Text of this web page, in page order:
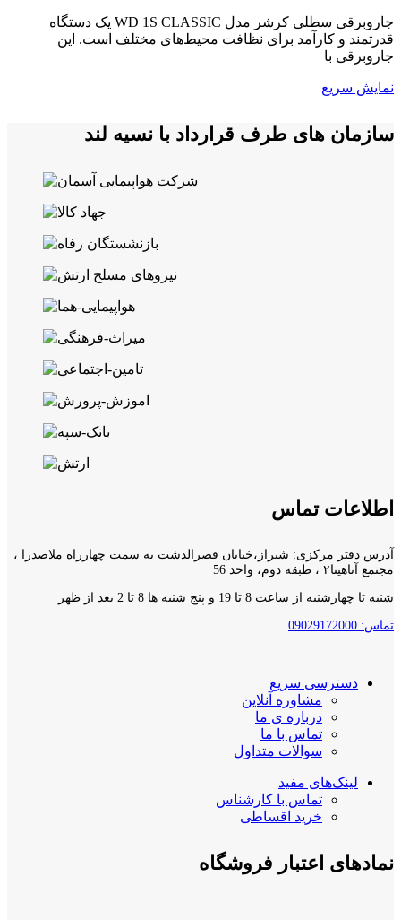
24,600,000 تومان
بود.
21,700,000 تومان.
جاروبرقی سطلی کرشر مدل WD 1S CLASSIC یک دستگاه
قدرتمند و کارآمد برای نظافت محیط‌های مختلف است. این
جاروبرقی با
نمایش سریع
سازمان های طرف قرارداد با نسیه لند
اطلاعات تماس
آدرس دفتر مرکزی: شیراز،خیابان قصرالدشت به سمت چهارراه ملاصدرا ،
مجتمع آناهیتا۲ ، طبقه دوم، واحد 56
شنبه تا چهارشنبه از ساعت 8 تا 19 و پنج شنبه ها 8 تا 2 بعد از ظهر
تماس: 09029172000
دسترسی سریع
مشاوره آنلاین
درباره ی ما
تماس با ما
سوالات متداول
لینک‌های مفید
تماس با کارشناس
خرید اقساطی
نمادهای اعتبار فروشگاه